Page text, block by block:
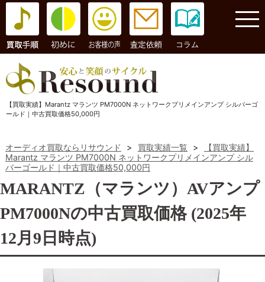
コラム
【買取実績】Marantz マランツ PM7000N ネットワークプリメインアンプ シルバーゴ
ールド｜中古買取価格50,000円
オーディオ買取ならリサウンド > 買取実績一覧 >
【買取実績】
Marantz マランツ PM7000N ネットワークプリメインアンプ シル
バーゴールド｜中古買取価格50,000円
MARANTZ（マランツ）AVアンプ
PM7000Nの中古買取価格 (2025年
12月9日時点)